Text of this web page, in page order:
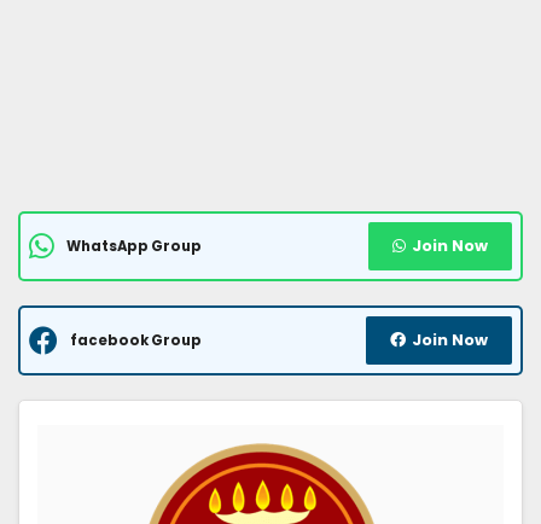
WhatsApp Group Join Now
facebook Group Join Now